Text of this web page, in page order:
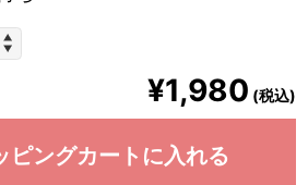
¥1,980 (税込)
ピングカートに入れる